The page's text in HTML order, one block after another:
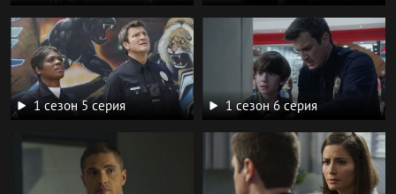
1 сезон 5 серия 1 сезон 6 серия